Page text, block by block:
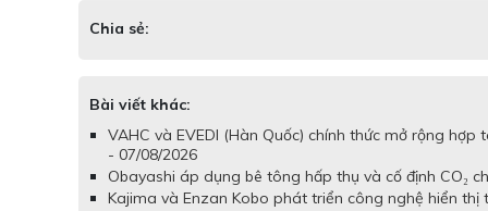
Chia sẻ:
Bài viết khác:
VAHC và EVEDI (Hàn Quốc) chính thức mở rộng
- 07/08/2026
Obayashi áp dụng bê tông hấp thụ và cố định CO₂
Kajima và Enzan Kobo phát triển công nghệ hiển